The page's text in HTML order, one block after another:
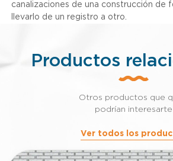
canalizaciones de una construcción de
llevarlo de un registro a otro.
Productos
Otros productos que
podrían interesarte
Ver todos los